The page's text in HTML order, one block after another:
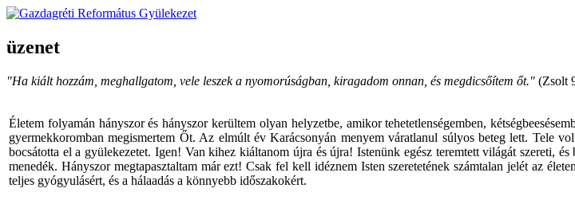
üzenet
"Ha kiált hozzám, meghallgatom, vele leszek a nyomorúságban, kiragadom onnan, és megdicsőítem őt." (Zsolt
Életem folyamán hányszor és hányszor kerültem olyan helyzetbe, amikor tehetetlenségemben,
gyermekkoromban megismertem Őt. Az elmúlt év Karácsonyán menyem váratlanul súlyos beteg lett. Tele
bocsátotta el a gyülekezetet. Igen! Van kihez kiáltanom újra és újra! Istenünk egész teremtett világát szereti,
menedék. Hányszor megtapasztaltam már ezt! Csak fel kell idéznem Isten szeretetének számtalan jelét az
teljes gyógyulásért, és a hálaadás a könnyebb időszakokért.